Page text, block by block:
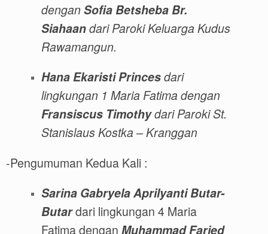
denganSofia Betsheba Br.
Siahaandari Paroki Keluarga Kudus
Rawamangun.
Hana Ekaristi Princesdari
lingkungan 1 Maria Fatima dengan
Fransiscus Timothydari Paroki St.
Stanislaus Kostka – Kranggan
-Pengumuman Kedua Kali :
Sarina Gabryela Aprilyanti Butar-
Butardari lingkungan 4 Maria
Fatima dengan Muhammad Faried